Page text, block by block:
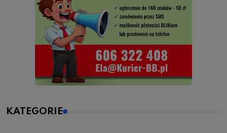
KATEGORIE